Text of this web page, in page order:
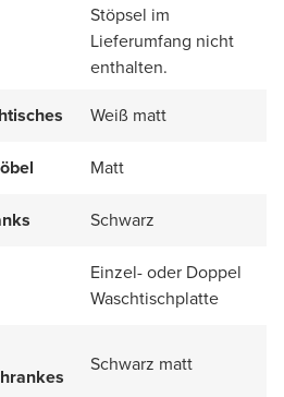
Stöpsel im
Lieferumfang nicht
enthalten.
Weiß matt
Matt
Schwarz
Einzel- oder Doppel
Waschtischplatte
Schwarz matt